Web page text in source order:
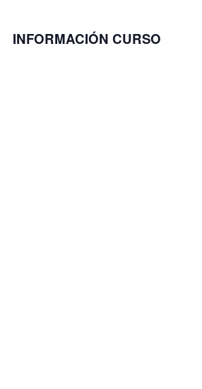
INFORMACIÓN CURSO